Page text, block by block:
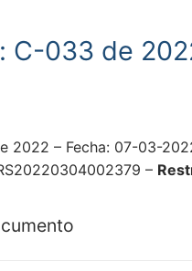
C-033 de
2022 – Fecha: 07-03-
–